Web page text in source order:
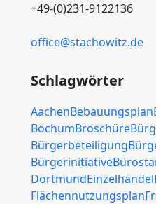
+49-(0)231-9122136
office@stachowitz.de
Schlagwörter
AachenBebauungsplan
BochumBroschüre
Bürgerbeteiligung
Bürgerinitiative
DortmundEinzelhandel
Flächennutzungsplan